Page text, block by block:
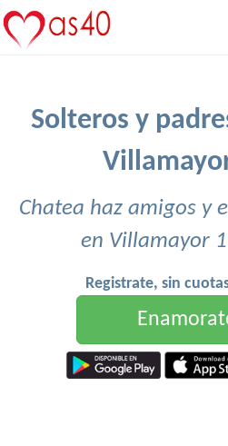
Solteros y
Chatea haz amigos y
en Villamayor
Registrate, sin